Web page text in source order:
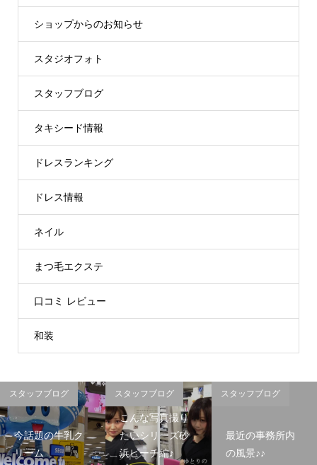
ショップからのお知らせ
スタジオフォト
スタッフブログ
タキシード情報
ドレスランキング
ドレス情報
ネイル
まつ毛エクステ
口コミ レビュー
和装
今話題の牛乳ク
リーム
スタッフブログ
こんな写真撮り
たいシリーズ砂
浜ビーチ編♪
スタッフブログ
最近の事務所内
の風景♪♪
スタッフブログ